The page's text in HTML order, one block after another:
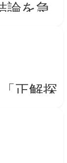
論を急
正解探